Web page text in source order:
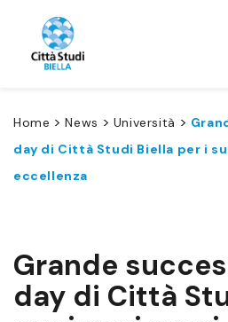
Home >News > Università >
day di Città Studi Biella per i
eccellenza
Grande
day di Città